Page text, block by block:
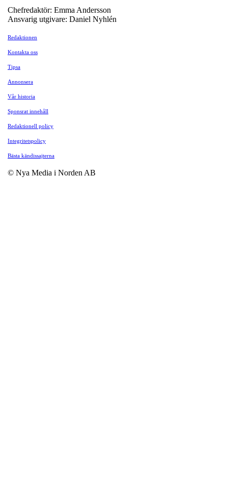
Chefredaktör: Emma Andersson
Ansvarig utgivare: Daniel Nyhlén
Redaktionen
Kontakta oss
Tipsa
Annonsera
Vår historia
Sponsrat innehåll
Redaktionell policy
Integritetspolicy
Bästa kändissajterna
© Nya Media i Norden AB